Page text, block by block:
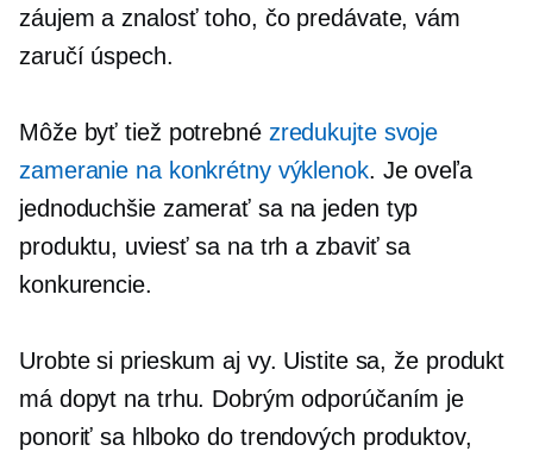
záujem a znalosť toho, čo predávate, vám
zaručí úspech.
Môže byť tiež potrebné zredukujte svoje
zameranie na konkrétny výklenok. Je oveľa
jednoduchšie zamerať sa na jeden typ
produktu, uviesť sa na trh a zbaviť sa
konkurencie.
Urobte si prieskum aj vy. Uistite sa, že produkt
má dopyt na trhu. Dobrým odporúčaním je
ponoriť sa hlboko do trendových produktov,